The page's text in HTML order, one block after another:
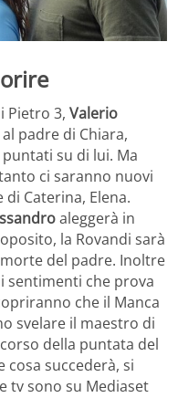
Pietro 3, Valerio
padre di Chiara,
su di lui. Ma
ci saranno nuovi
Caterina, Elena.
aleggerà in
la Rovandi sarà
del padre. Inoltre
sentimenti che prova
che il Manca
svelare il maestro di
della puntata del
cosa succederà, si
tv sono su Mediaset